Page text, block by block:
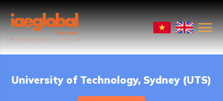
University of Technology, Sydney (UTS)